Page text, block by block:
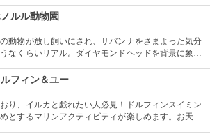
ーン・カピオラニの名前が冠せられました。
ルル動物園
動物が放し飼いにされ、サバンナをさまよった気分
なくらいリアル。ダイヤモンドヘッドを背景に象さ
観察できたりと、随所でハワイらしさも楽しめます。
ルフィン＆ユー
り、イルカと戯れたい人必見！ドルフィンスイミン
とするマリンアクティビティが楽しめます。お天気